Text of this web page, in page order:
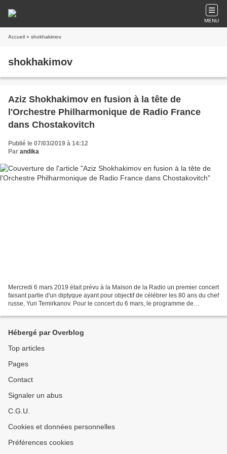
MENU
Accueil » shokhakimov
shokhakimov
Aziz Shokhakimov en fusion à la tête de
l'Orchestre Philharmonique de Radio France
dans Chostakovitch
Publié le 07/03/2019 à 14:12
Par andika
Mercredi 6 mars 2019 était prévu à la Maison de la Radio un premier concert
faisant partie d'un diptyque ayant pour objectif de célébrer les 80 ans du chef
russe, Yuri Temirkanov. Pour le concert du 6 mars, le programme de
Hébergé par Overblog
Top articles
Pages
Contact
Signaler un abus
C.G.U.
Cookies et données personnelles
Préférences cookies